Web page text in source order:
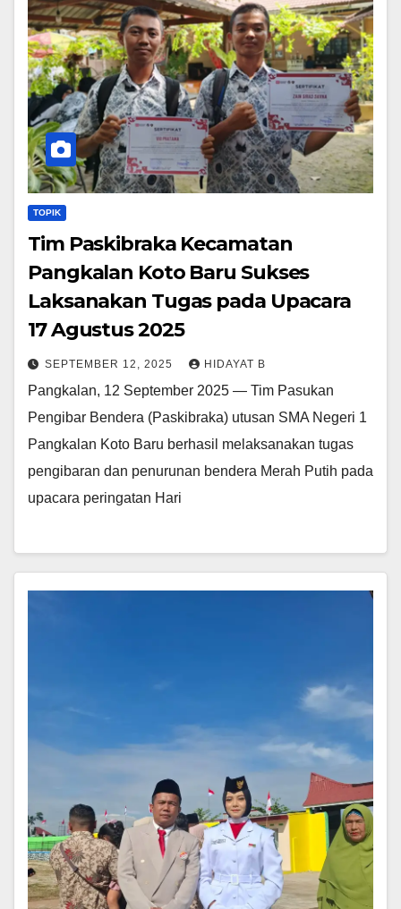
TOPIK
Tim Paskibraka Kecamatan
Pangkalan Koto Baru Sukses
Laksanakan Tugas pada Upacara
17 Agustus 2025
SEPTEMBER 12, 2025 HIDAYAT B
Pangkalan, 12 September 2025 — Tim Pasukan
Pengibar Bendera (Paskibraka) utusan SMA Negeri 1
Pangkalan Koto Baru berhasil melaksanakan tugas
pengibaran dan penurunan bendera Merah Putih pada
upacara peringatan Hari